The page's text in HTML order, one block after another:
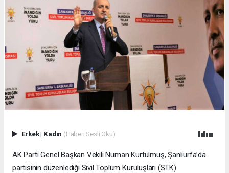
Erkek| Kadın (Haberi Sesli Oku)
AK Parti Genel Başkan Vekili Numan Kurtulmuş, Şanlıurfa’da
partisinin düzenlediği Sivil Toplum Kuruluşları (STK)